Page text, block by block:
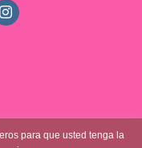
para que usted tenga la